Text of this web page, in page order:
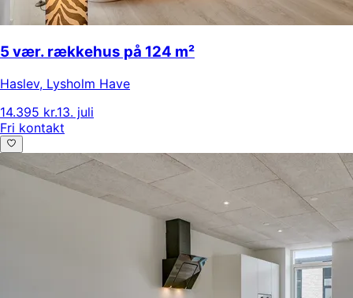
5 vær. rækkehus på 124 m²
Haslev, Lysholm Have
14.395 kr.13. juli
Fri kontakt